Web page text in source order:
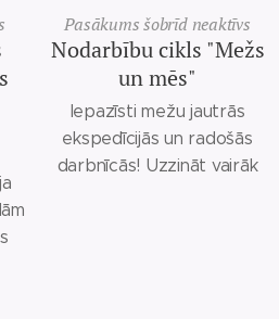
Pasākums šobrīd neaktīvs
Nodarbību cikls "Mežs
un mēs"
Iepazīsti mežu jautrās
ekspedīcijās un radošās
darbnīcās! Uzzināt vairāk